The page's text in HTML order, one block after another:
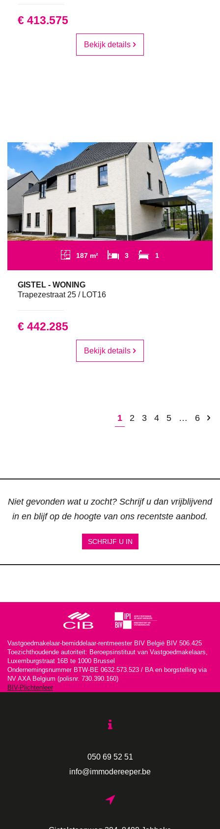
€ 413.575
Bekijk details
187 m² 3 1
GISTEL - WONING
Trapezestraat 25 / LOT16
€ 442.285
Bekijk details
1 2 3 4 5 … 6
Niet gevonden wat u zocht? Schrijf u dan vrijblijvend
in en blijf op de hoogte van ons recentste aanbod.
SCHRIJF U IN
Vastgoedmakelaar-bemiddelaar-rentmeester BIV België BIV 506.425
Toezichthoudende autoriteit: Beroepsinstituut van Vastgoedmakelaars,
Luxemburgstraat 16B te 1000 Brussel
Ondernemingsnummer BTW-BE 0632.573.523 / BA en borgstelling via
NV AXA Belgium (polisnr. 730.390.160)
BIV-Plichtenleer
050 69 52 51
info@immodereeper.be